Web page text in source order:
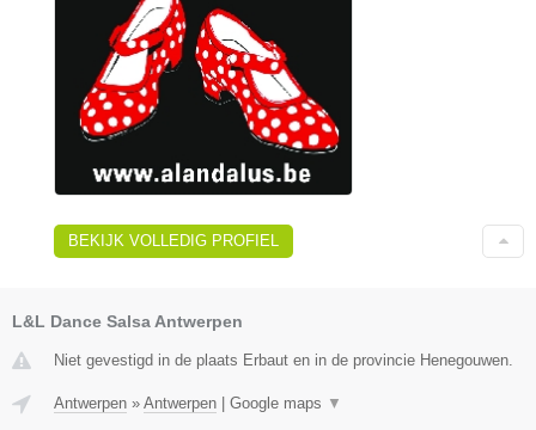
BEKIJK VOLLEDIG PROFIEL
L&L Dance Salsa Antwerpen
Niet gevestigd in de plaats Erbaut en in de provincie Henegouwen.
Antwerpen » Antwerpen | Google maps ▼